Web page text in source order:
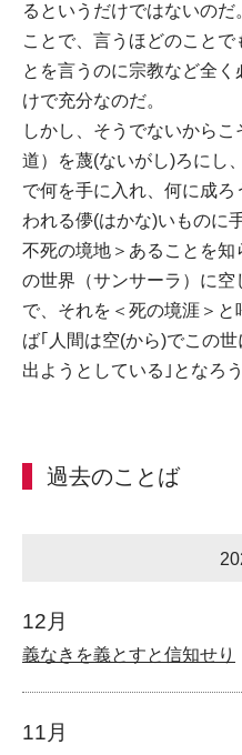
るというだけではないの
ことで、言うほどのこと
とを言うのに宗教など全
けで充分なのだ。
しかし、そうでないから
道）を蔑(ないがし)ろにし
で何を手に入れ、何に成
われる儚(はかな)いものに
不死の境地＞あることを
の世界（サンサーラ）に
で、それを＜死の境涯＞
ば｢人間は空(から)でこの
出ようとしている｣となろ
過去のことば
12月
義なきを義とすと信知せり
11月